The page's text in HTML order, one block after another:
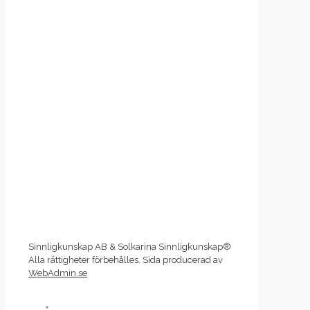
Sinnligkunskap AB & Solkarina Sinnligkunskap®
Alla rättigheter förbehålles. Sida producerad av
WebAdmin.se